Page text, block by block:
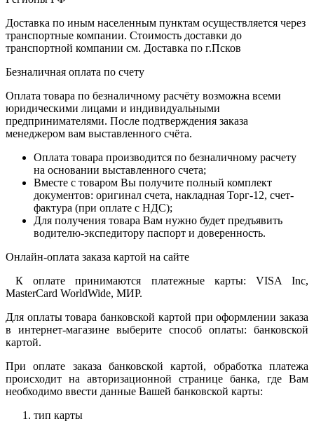
Доставка по иным населенным пунктам осуществляется через
транспортные компании. Стоимость доставки до
транспортной компании см. Доставка по г.Псков
Безналичная оплата по счету
Оплата товара по безналичному расчёту возможна всеми
юридическими лицами и индивидуальными
предпринимателями. После подтверждения заказа
менеджером вам выставленного счёта.
Оплата товара производится по безналичному расчету
на основании выставленного счета;
Вместе с товаром Вы получите полный комплект
документов: оригинал счета, накладная Торг-12, счет-
фактура (при оплате с НДС);
Для получения товара Вам нужно будет предъявить
водителю-экспедитору паспорт и доверенность.
Онлайн-оплата заказа картой на сайте
К оплате принимаются платежные карты: VISA Inc,
MasterCard WorldWide, МИР.
Для оплаты товара банковской картой при оформлении заказа
в интернет-магазине выберите способ оплаты: банковской
картой.
При оплате заказа банковской картой, обработка платежа
происходит на авторизационной странице банка, где Вам
необходимо ввести данные Вашей банковской карты:
тип карты